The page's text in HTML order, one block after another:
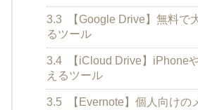
3.3
【Google Drive】無料で
るツール
3.4
【iCloud Drive】iPhone
えるツール
3.5
【Evernote】個人向けの